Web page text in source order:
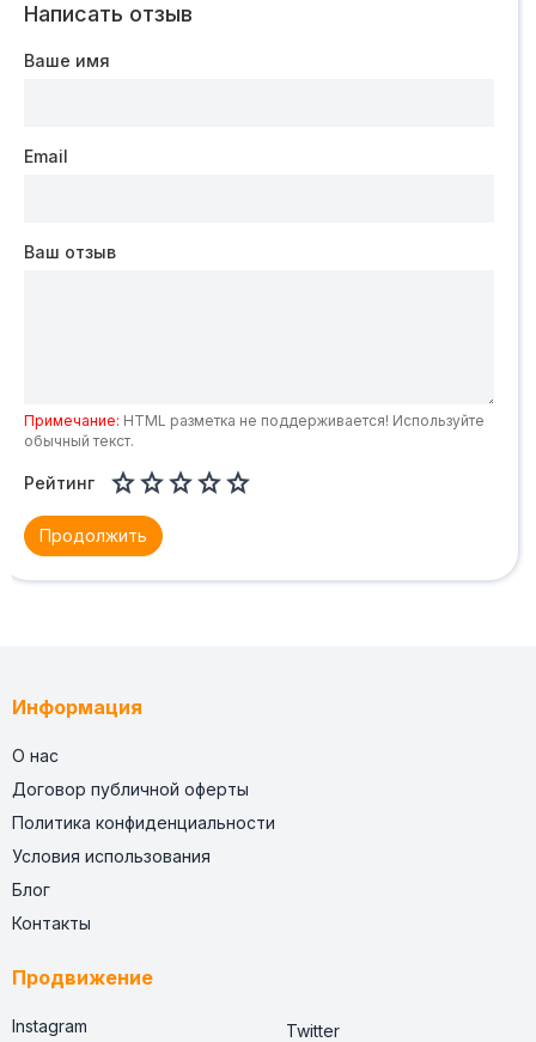
Написать отзыв
Ваше имя
Email
Ваш отзыв
Примечание: HTML разметка не поддерживается! Используйте
обычный текст.
Рейтинг 
Продолжить
Информация
О нас
Договор публичной оферты
Политика конфиденциальности
Условия использования
Блог
Контакты
Продвижение
Instagram
Twitter